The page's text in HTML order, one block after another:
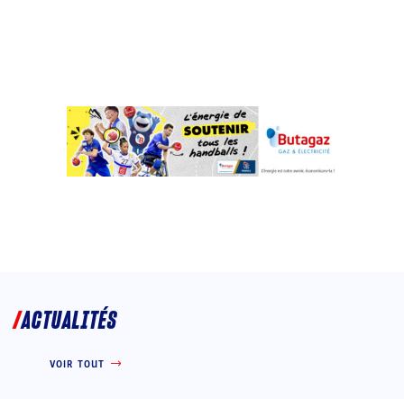
ACTUALITÉS
VOIR TOUT